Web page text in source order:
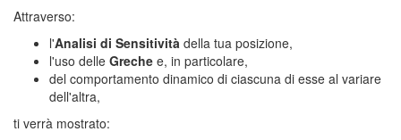
Attraverso:
l'Analisi di Sensitività della tua posizione,
l'uso delle Greche e, in particolare,
del comportamento dinamico di ciascuna di esse al variare
dell'altra,
ti verrà mostrato: